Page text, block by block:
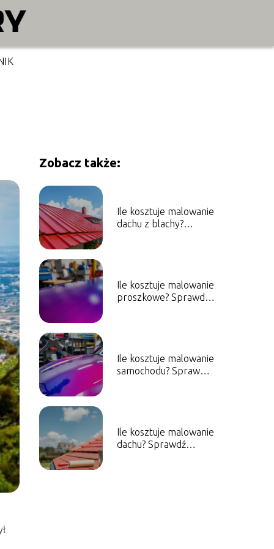
Zobacz także:
Ile kosztuje malowanie
dachu z blachy?
Ile kosztuje malowanie
proszkowe? Sprawdź
Ile kosztuje malowanie
samochodu? Sprawdź
Ile kosztuje malowanie
dachu? Sprawdź